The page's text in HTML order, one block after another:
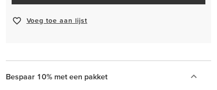
Voeg toe aan lijst
Bespaar 10% met een pakket